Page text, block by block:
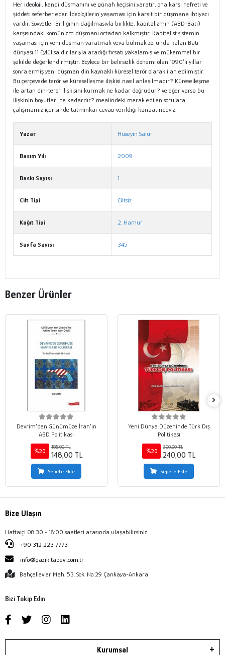
Her ideoloji, kendi düşmanını ve günah keçisini yaratır, ona karşı nefreti ve
şiddeti seferber eder. İdeolojilerin yaşaması için karşıt bir düşmana ihtiyacı
vardır. Sovyetler Birliğinin dağılmasıyla birlikte, kapitalizmin (ABD-Batı)
karşısındaki komünizm düşmanı ortadan kalkmıştır. Kapitalist sistemin
yaşaması için yeni düşman yaratmak veya bulmak zorunda kalan Batı
dünyası 11 Eylül saldırılarıyla aradığı fırsatı yakalamış ve mükemmel bir
şekilde değerlendirmiştir. Böylece bir belirsizlik dönemi olan 1990’lı yıllar
sonra ermiş yeni düşman din kaynaklı küresel terör olarak ilan edilmiştir.
Bu çerçevede terör ve küreselleşme ilişkisi nasıl anlaşılmadır? Küreselleşme
ile artan din-terör ilişkisini kurmak ne kadar doğrudur? ve eğer varsa bu
ilişkinin boyutları ne kadardır? mealindeki merak edilen sorulara
çalışmamız içerisinde tatminkar cevap verildiği kanaatindeyiz.
Yazar Hüseyin Salur
Basım Yılı 2009
Baskı Sayısı 1
Cilt Tipi Ciltsiz
Kağıt Tipi 2. Hamur
Sayfa Sayısı 345
Benzer Ürünler
Devrim'den Günümüze İran'ın
ABD Politikası
%20
185,00 TL
148,00 TL
Sepete Ekle
Yeni Dünya Düzeninde Türk Dış
Politikası
%20
300,00 TL
240,00 TL
Sepete Ekle
Bize Ulaşın
Haftaiçi 08:30 - 18:00 saatleri arasında ulaşabilirsiniz.
+90 312 223 7773
info@gazikitabevi.com.tr
Bahçelievler Mah. 53. Sok. No:29 Çankaya-Ankara
Bizi Takip Edin
Kurumsal